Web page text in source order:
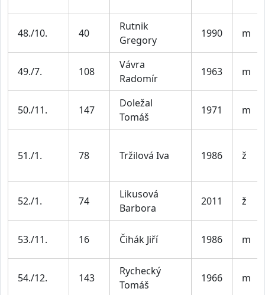
48./10. 40
Rutnik
Gregory
1990 m
49./7. 108
Vávra
Radomír
1963 m
50./11. 147
Doležal
Tomáš
1971 m
51./1. 78 Tržilová Iva 1986 ž
52./1. 74
Likusová
Barbora
2011 ž
53./11. 16 Čihák Jiří 1986 m
54./12. 143
Rychecký
Tomáš
1966 m